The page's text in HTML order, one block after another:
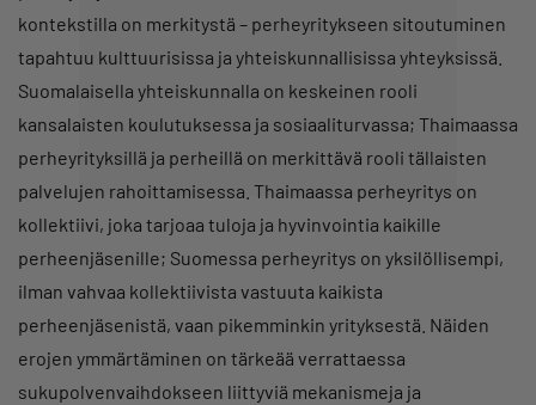
kontekstilla on merkitystä – perheyritykseen sitoutuminen
tapahtuu kulttuurisissa ja yhteiskunnallisissa yhteyksissä.
Suomalaisella yhteiskunnalla on keskeinen rooli
kansalaisten koulutuksessa ja sosiaaliturvassa; Thaimaassa
perheyrityksillä ja perheillä on merkittävä rooli tällaisten
palvelujen rahoittamisessa. Thaimaassa perheyritys on
kollektiivi, joka tarjoaa tuloja ja hyvinvointia kaikille
perheenjäsenille; Suomessa perheyritys on yksilöllisempi,
ilman vahvaa kollektiivista vastuuta kaikista
perheenjäsenistä, vaan pikemminkin yrityksestä. Näiden
erojen ymmärtäminen on tärkeää verrattaessa
sukupolvenvaihdokseen liittyviä mekanismeja ja